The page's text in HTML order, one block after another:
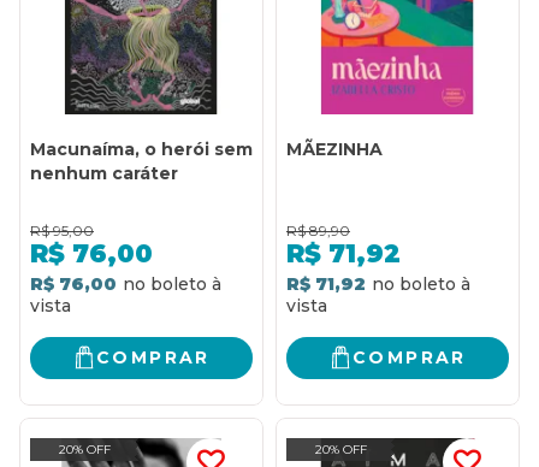
Macunaíma, o herói sem
nenhum caráter
R$ 95,00
R$ 76,00
R$ 76,00
COMPRAR
MÃEZINHA
R$ 89,90
R$ 71,92
R$ 71,92
COMPRAR
20% OFF 20% OFF